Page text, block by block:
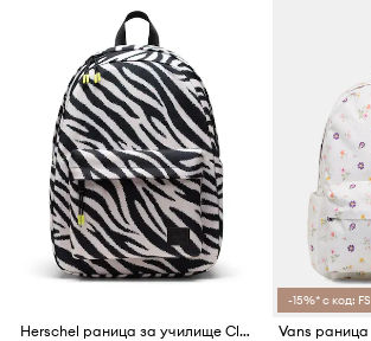
Herschel раница за училище Classic™
-15%* с код: FS
Vans раница